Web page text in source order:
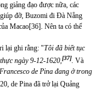
giảng đạo được nữa, các
đỡ, Buzomi đi Đà Nẵng
Macao[36]. Nên ta có thể
lại ghi rằng: "Tôi đã biết tục
ngày 9-12-1620,[37]. Và
de Pina đang ở trong
de Pina đã trở lại Quảng